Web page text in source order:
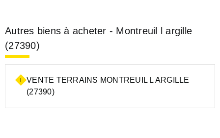
Autres biens à acheter - Montreuil l argille
(27390)
VENTE TERRAINS MONTREUIL L ARGILLE
(27390)